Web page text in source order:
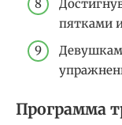
пятками
Девушкам
Программа